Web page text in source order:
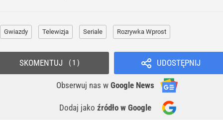
Gwiazdy Telewizja Seriale Rozrywka Wprost
UDOSTĘPNIJ
Obserwuj nas w Google News
Dodaj jako źródło w Google
SKOMENTUJ 1